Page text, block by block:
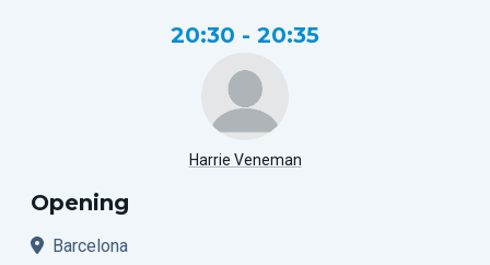
20:30 - 20:35
Harrie Veneman
Opening
Barcelona